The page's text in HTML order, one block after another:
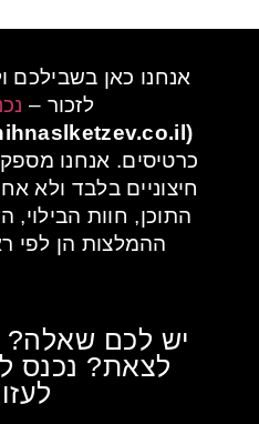
אנחנו כאן
לזכור –
(www.nihnaslketzev.co.il)
כרטיסים. אנחנו
חיצוניים בלבד ולא
התוכן, חוות הבילוי,
ההמלצות הן לפי
יש לכם שאלה?
לצאת? נכנס